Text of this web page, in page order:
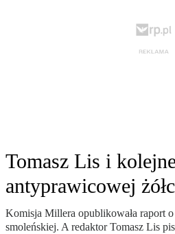
Tomasz Lis i
antyprawicowej
Komisja Millera opublikowała raport
smoleńskiej. A redaktor Tomasz Lis